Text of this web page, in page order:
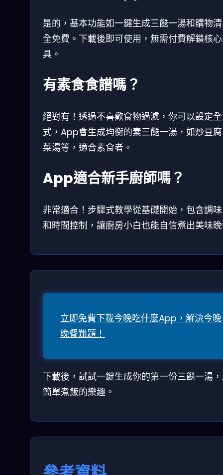
是的，基本功能如一鍵生成三餸一湯和購物
全免費。下載後即可使用，無需付費解鎖核
具。
有素食食譜嗎？
絕對有！透過不喜歡食物過濾，你可以設定
式，App會生成均衡的素三餸一湯，如炒豆
菜湯等，適合素食者。
App適合新手廚師嗎？
非常適合！步驟式教學從基礎開始，包含調
和時間控制，讓廚房小白也能自信煮出美味
立即免費下載今晚吃什麼App，解決今晚
晚餐難題！
下載後，試試一鍵生成你的第一份三餸一湯
簡單煮飯的樂趣。